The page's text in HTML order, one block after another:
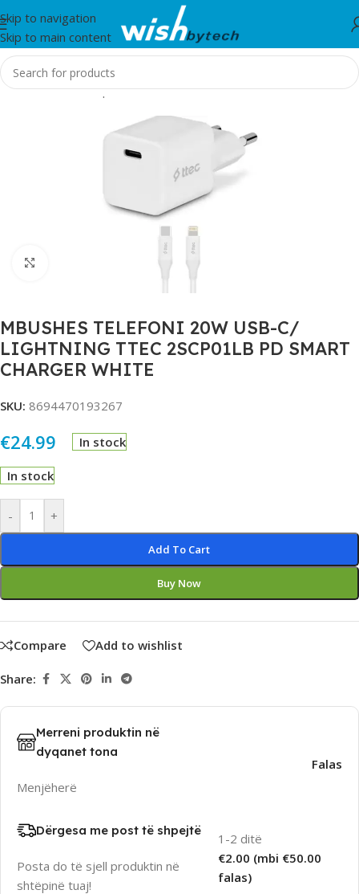
Skip to navigation
Skip to main content
Home/Aksesorë për telefon, tablet dhe smartwatch/TTEC
MBUSHES TELEFONI 20W USB-C/
LIGHTNING TTEC 2SCP01LB PD SMART
CHARGER WHITE
SKU: 8694470193267
€24.99 In stock
In stock
- +
Add To Cart
Buy Now
Alternative:
Compare Add to wishlist
Share:
Merreni produktin në
dyqanet tona
Menjëherë
Falas
Dërgesa me post të shpejtë
Posta do të sjell produktin në
shtëpinë tuaj!
1-2 ditë
€2.00 (mbi €50.00
falas)